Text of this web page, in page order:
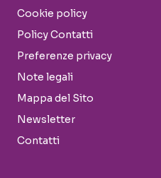
Cookie policy
Policy Contatti
Preferenze privacy
Note legali
Mappa del Sito
Newsletter
Contatti